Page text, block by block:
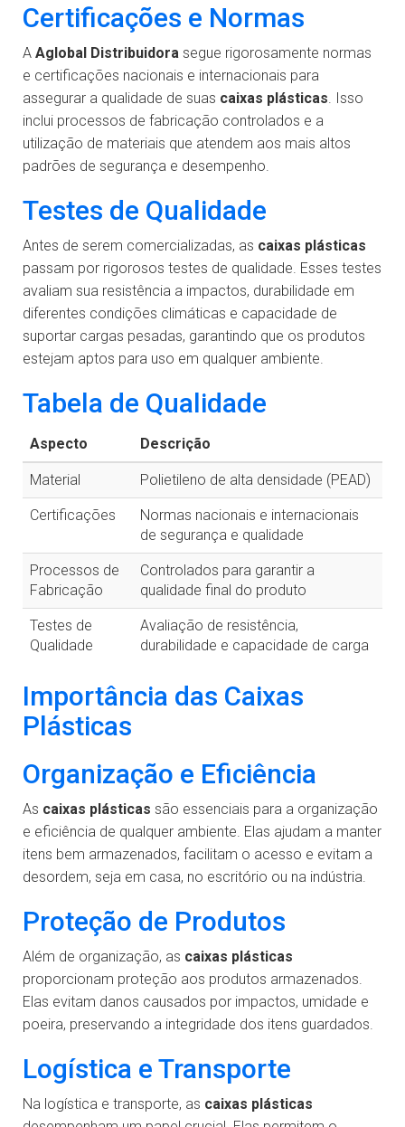
Certificações e Normas
A Aglobal Distribuidora segue rigorosamente normas
e certificações nacionais e internacionais para
assegurar a qualidade de suas caixas plásticas. Isso
inclui processos de fabricação controlados e a
utilização de materiais que atendem aos mais altos
padrões de segurança e desempenho.
Testes de Qualidade
Antes de serem comercializadas, as caixas plásticas
passam por rigorosos testes de qualidade. Esses testes
avaliam sua resistência a impactos, durabilidade em
diferentes condições climáticas e capacidade de
suportar cargas pesadas, garantindo que os produtos
estejam aptos para uso em qualquer ambiente.
Tabela de Qualidade
Aspecto Descrição
Material Polietileno de alta densidade (PEAD)
Certificações
Normas nacionais e internacionais
de segurança e qualidade
Processos de
Fabricação
Controlados para garantir a
qualidade final do produto
Testes de
Qualidade
Avaliação de resistência,
durabilidade e capacidade de carga
Importância das Caixas
Plásticas
Organização e Eficiência
As caixas plásticas são essenciais para a organização
e eficiência de qualquer ambiente. Elas ajudam a manter
itens bem armazenados, facilitam o acesso e evitam a
desordem, seja em casa, no escritório ou na indústria.
Proteção de Produtos
Além de organização, as caixas plásticas
proporcionam proteção aos produtos armazenados.
Elas evitam danos causados por impactos, umidade e
poeira, preservando a integridade dos itens guardados.
Logística e Transporte
Na logística e transporte, as caixas plásticas